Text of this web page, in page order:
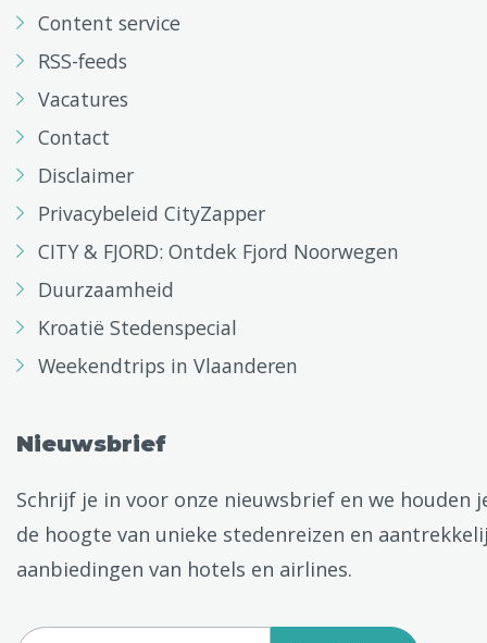
Content service
RSS-feeds
Vacatures
Contact
Disclaimer
Privacybeleid CityZapper
CITY & FJORD: Ontdek Fjord Noorwegen
Duurzaamheid
Kroatië Stedenspecial
Weekendtrips in Vlaanderen
Nieuwsbrief
Schrijf je in voor onze nieuwsbrief en we houden
de hoogte van unieke stedenreizen en
aanbiedingen van hotels en airlines.